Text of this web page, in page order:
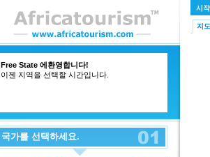
Free State 에환영합니다!
이젠 지역을 선택할 시간입니다.
국가를 선택하세요.
시작
지도